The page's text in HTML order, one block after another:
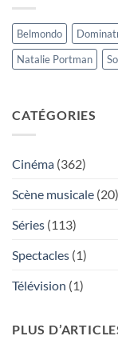
Belmondo
Natalie Portman
CATÉGORIES
Cinéma (362)
Scène musicale (20)
Séries (113)
Spectacles (1)
Télévision (1)
PLUS